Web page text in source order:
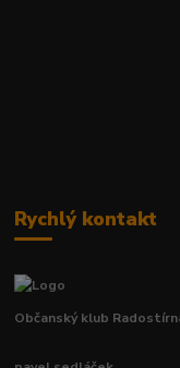
Rychlý kontakt
Občanský klub